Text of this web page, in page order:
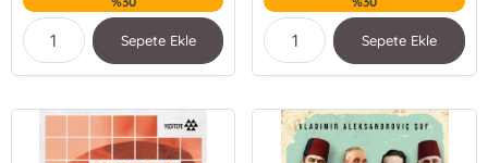
Sepete Ekle Sepete Ekle